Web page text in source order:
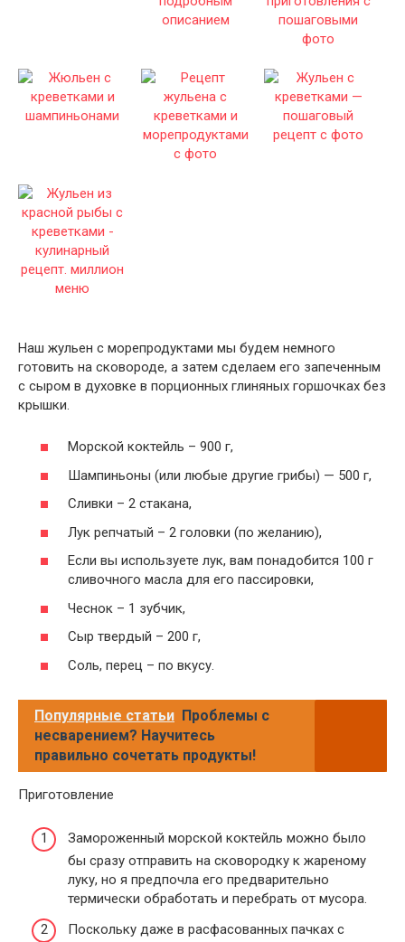
Наш жульен с морепродуктами мы будем немного
готовить на сковороде, а затем сделаем его запеченным
с сыром в духовке в порционных глиняных горшочках без
крышки.
Морской коктейль – 900 г,
Шампиньоны (или любые другие грибы) — 500 г,
Сливки – 2 стакана,
Лук репчатый – 2 головки (по желанию),
Если вы используете лук, вам понадобится 100 г
сливочного масла для его пассировки,
Чеснок – 1 зубчик,
Сыр твердый – 200 г,
Соль, перец – по вкусу.
Популярные статьи Проблемы с
несварением? Научитесь
правильно сочетать продукты!
Приготовление
Замороженный морской коктейль можно было
бы сразу отправить на сковородку к жареному
луку, но я предпочла его предварительно
термически обработать и перебрать от мусора.
Поскольку даже в расфасованных пачках с